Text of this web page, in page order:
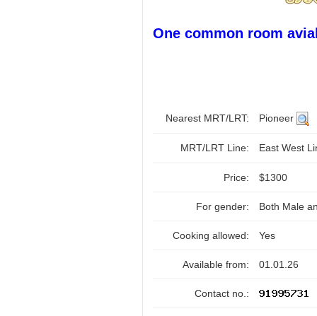
One common room
Nearest MRT/LRT: Pioneer
MRT/LRT Line: East West
Price: $1300
For gender: Both Male
Cooking allowed: Yes
Available from: 01.01.26
Contact no.: